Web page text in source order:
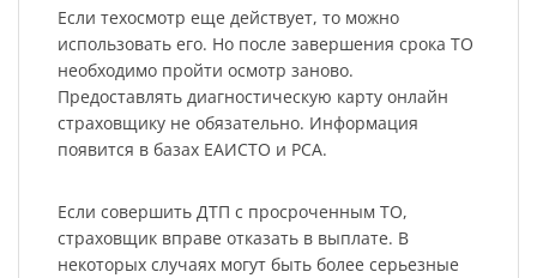
Если техосмотр еще действует, то можно
использовать его. Но после завершения срока ТО
необходимо пройти осмотр заново.
Предоставлять диагностическую карту онлайн
страховщику не обязательно. Информация
появится в базах ЕАИСТО и РСА.
Если совершить ДТП с просроченным ТО,
страховщик вправе отказать в выплате. В
некоторых случаях могут быть более серьезные